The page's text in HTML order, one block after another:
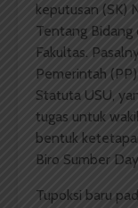
keputusan (SK)
Tentang Bidang
Fakultas.
Pemerintah
Statuta USU,
tugas untuk
bentuk
Biro Sumber
Tupoksi baru